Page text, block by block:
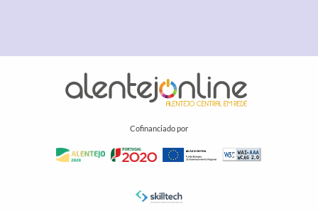
Cofinanciado por